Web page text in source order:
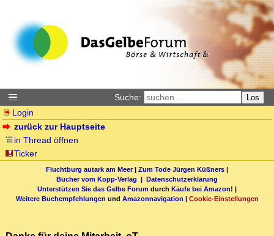
Suche: Los
Login
zurück zur Hauptseite
in Thread öffnen
Ticker
Fluchtburg autark am Meer| Zum Tode Jürgen Küßners |
Bücher vom Kopp-Verlag | Datenschutzerklärung
Unterstützen Sie das Gelbe Forum durch Käufe bei Amazon! |
Weitere Buchempfehlungen und Amazonnavigation | Cookie-Einstellungen